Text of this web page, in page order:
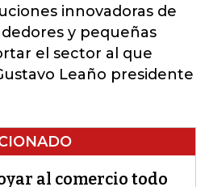
innovadoras de
y pequeñas
el sector al que
Leaño presidente
al comercio todo